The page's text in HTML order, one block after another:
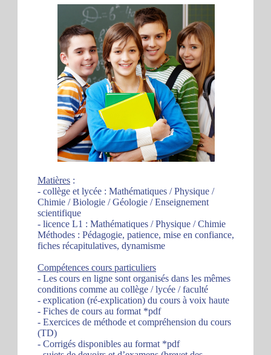
Matières :
- collège et lycée : Mathématiques / Physique /
Chimie / Biologie / Géologie / Enseignement
scientifique
- licence L1 : Mathématiques / Physique / Chimie
Méthodes : Pédagogie, patience, mise en confiance,
fiches récapitulatives, dynamisme
Compétences cours particuliers
- Les cours en ligne sont organisés dans les mêmes
conditions comme au collège / lycée / faculté
- explication (ré-explication) du cours à voix haute
- Fiches de cours au format *pdf
- Exercices de méthode et compréhension du cours
(TD)
- Corrigés disponibles au format *pdf